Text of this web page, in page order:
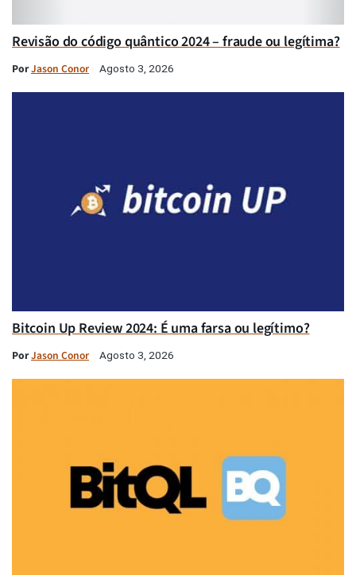
Revisão do código quântico 2024 – fraude ou legítima?
PorJason Conor Agosto 3, 2026
Bitcoin Up Review 2024: É uma farsa ou legítimo?
PorJason Conor Agosto 3, 2026